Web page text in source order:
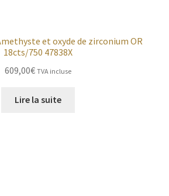
et oxyde de zirconium OR
18cts/750 47838X
609,00€ TVA incluse
Lire la suite